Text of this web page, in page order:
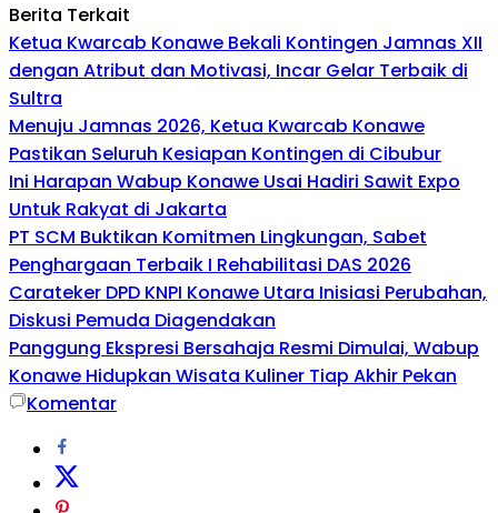
Berita Terkait
Ketua Kwarcab Konawe Bekali Kontingen Jamnas XII
dengan Atribut dan Motivasi, Incar Gelar Terbaik di
Sultra
Menuju Jamnas 2026, Ketua Kwarcab Konawe
Pastikan Seluruh Kesiapan Kontingen di Cibubur
Ini Harapan Wabup Konawe Usai Hadiri Sawit Expo
Untuk Rakyat di Jakarta
PT SCM Buktikan Komitmen Lingkungan, Sabet
Penghargaan Terbaik I Rehabilitasi DAS 2026
Carateker DPD KNPI Konawe Utara Inisiasi Perubahan,
Diskusi Pemuda Diagendakan
Panggung Ekspresi Bersahaja Resmi Dimulai, Wabup
Konawe Hidupkan Wisata Kuliner Tiap Akhir Pekan
Komentar